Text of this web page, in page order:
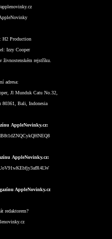
H2 Production
Izzy Cooper
živnostenském rejstříku.
adresa:
Jl Munduk Catu No.32,
80361, Bali, Indonesia
AppleNovinky.cz:
AppleNovinky.cz:
AppleNovinky.cz
redaktorem?